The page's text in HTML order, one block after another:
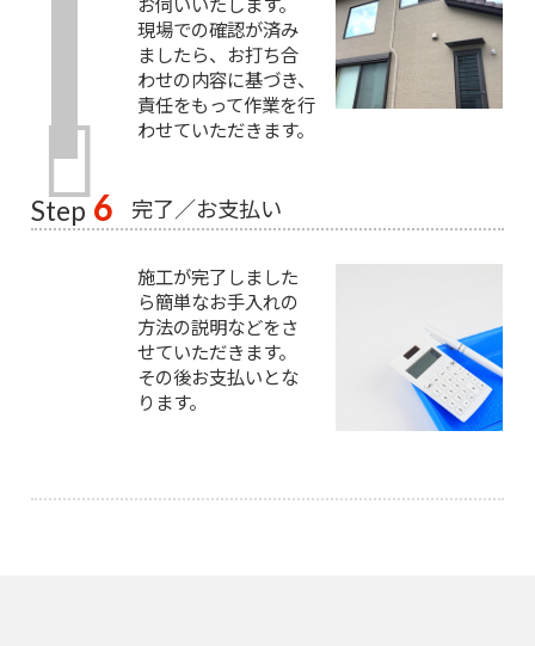
現場での確認が済み
ましたら、お打ち合
わせの内容に基づき、
責任をもって作業を行
わせていただきます。
Step 6 完了／お支払い
施工が完了しました
ら簡単なお手入れの
方法の説明などをさ
せていただきます。
その後お支払いとな
ります。